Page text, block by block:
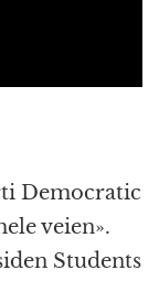
Democratic
veien».
Students